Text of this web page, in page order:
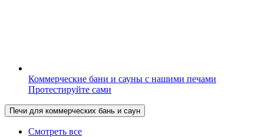
Коммерческие бани и сауны с нашими печами
Протестируйте сами
Печи для коммерческих бань и саун
Смотреть все